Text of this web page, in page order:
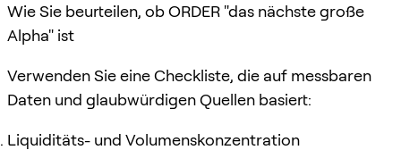
Wie Sie beurteilen, ob ORDER "das nächste große
Alpha" ist
Verwenden Sie eine Checkliste, die auf messbaren
Daten und glaubwürdigen Quellen basiert:
Liquiditäts- und Volumenskonzentration